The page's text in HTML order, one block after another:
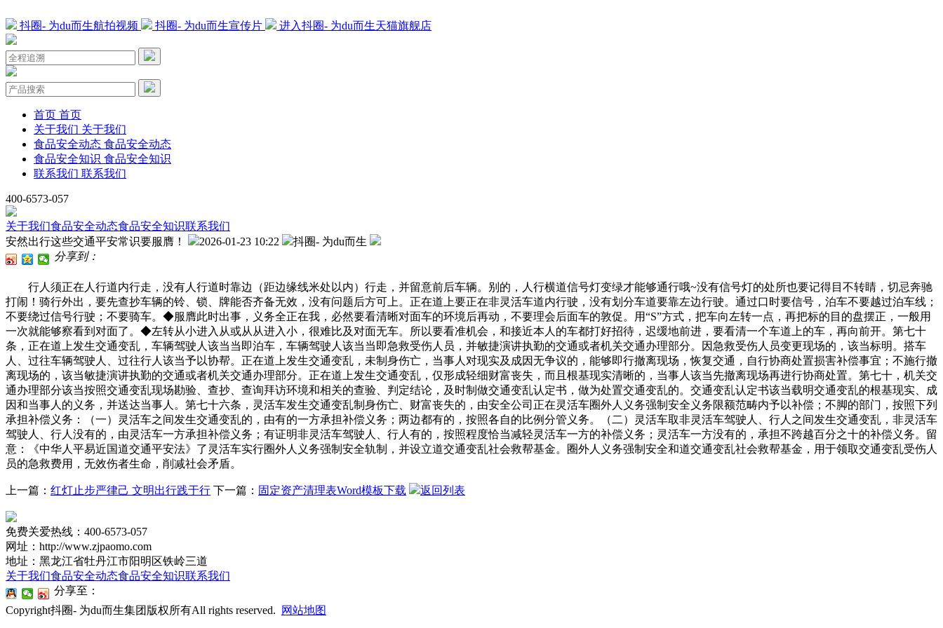
抖圈- 为du而生航拍视频 抖圈- 为du而生宣传片 进入抖圈- 为du而生天猫旗舰店
首页 首页
关于我们 关于我们
食品安全动态 食品安全动态
食品安全知识 食品安全知识
联系我们 联系我们
400-6573-057
关于我们食品安全动态食品安全知识联系我们
安然出行这些交通平安常识要服膺！
2026-01-23 10:22
抖圈- 为du而生
分享到：
行人须正在人行道内行走，没有人行道时靠边（距边缘线米处以内）行走，并留意前后车辆。别的，人行横道信号灯变绿才能够通行哦~没有信号灯的处所也要记得目不转睛，切忌奔驰
打闹！骑行外出，要先查抄车辆的铃、锁、牌能否齐备无效，没有问题后方可上。正在道上要正在非灵活车道内行驶，没有划分车道要靠左边行驶。通过口时要信号，泊车不要越过泊车线；
不要绕过信号行驶；不要骑车。◆服膺此时出事，义务全正在我，必然要看清晰对面车的环境后再动，不要理会后面车的敦促。用“S”方式，把车向左转一点，再把标的目的盘摆正，一般用
一次就能够察看到对面了。◆左转从小进入从或从从进入小，很难比及对面无车。所以要看准机会，和接近本人的车都打好招待，迟缓地前进，要看清一个车道上的车，再向前开。第七十
条，正在道上发生交通变乱，车辆驾驶人该当当即泊车，车辆驾驶人该当当即急救受伤人员，并敏捷演讲执勤的交通或者机关交通办理部分。因急救受伤人员变更现场的，该当标明。搭车
人、过往车辆驾驶人、过往行人该当予以协帮。正在道上发生交通变乱，未制身伤亡，当事人对现实及成因无争议的，能够即行撤离现场，恢复交通，自行协商处置损害补偿事宜；不施行撤
离现场的，该当敏捷演讲执勤的交通或者机关交通办理部分。正在道上发生交通变乱，仅形成轻细财富丧失，而且根基现实清晰的，当事人该当先撤离现场再进行协商处置。第七十，机关交
通办理部分该当按照交通变乱现场勘验、查抄、查询拜访环境和相关的查验、判定结论，及时制做交通变乱认定书，做为处置交通变乱的。交通变乱认定书该当载明交通变乱的根基现实、成
因和当事人的义务，并送达当事人。第七十六条，灵活车发生交通变乱制身伤亡、财富丧失的，由安全公司正在灵活车圈外人义务强制安全义务限额范畴内予以补偿；不脚的部门，按照下列
承担补偿义务：（一）灵活车之间发生交通变乱的，由有的一方承担补偿义务；两边都有的，按照各自的比例分管义务。（二）灵活车取非灵活车驾驶人、行人之间发生交通变乱，非灵活车
驾驶人、行人没有的，由灵活车一方承担补偿义务；有证明非灵活车驾驶人、行人有的，按照程度恰当减轻灵活车一方的补偿义务；灵活车一方没有的，承担不跨越百分之十的补偿义务。留
意：《中华人平易近国道交通平安法》了灵活车实行圈外人义务强制安全轨制，并设立道交通变乱社会救帮基金。圈外人义务强制安全和道交通变乱社会救帮基金，用于领取交通变乱受伤人
员的急救费用，无效伤者生命，削减社会矛盾。
上一篇： 红灯止步严律己 文明出行践于行 下一篇： 固定资产清理表Word模板下载 返回列表
免费关爱热线：400-6573-057
网址：http://www.zjpaomo.com
地址：黑龙江省牡丹江市阳明区铁岭三道
关于我们食品安全动态食品安全知识联系我们
分享至：
Copyright抖圈- 为du而生集团版权所有All rights reserved.
网站地图